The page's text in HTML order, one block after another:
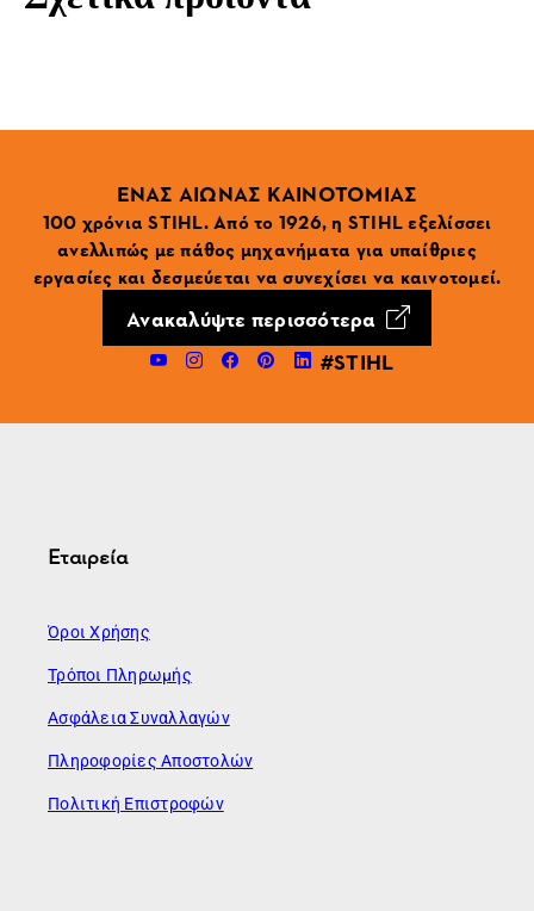
ΕΝΑΣ ΑΙΩΝΑΣ ΚΑΙΝΟΤΟΜΙΑΣ
100 χρόνια STIHL. Από το 1926, η STIHL εξελίσσει
ανελλιπώς με πάθος μηχανήματα για υπαίθριες
εργασίες και δεσμεύεται να συνεχίσει να καινοτομεί.
Ανακαλύψτε περισσότερα
#STIHL
Εταιρεία
Όροι Χρήσης
Τρόποι Πληρωμής
Ασφάλεια Συναλλαγών
Πληροφορίες Αποστολών
Πολιτική Επιστροφών